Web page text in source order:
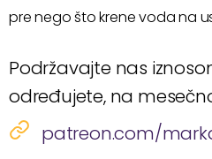
pre nego što krene voda na
Podržavajte nas
određujete, na
patreon.com/